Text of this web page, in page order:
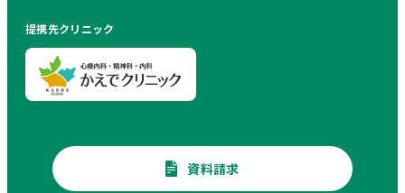
提携先クリニック
資料請求